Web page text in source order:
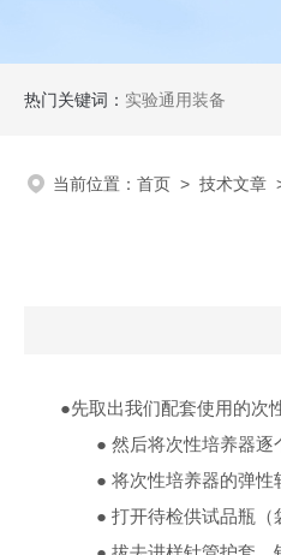
热门关键词： 实验通用装备
当前位置： 首页 > 技术文章
●先取出我们配套使用的次
● 然后将次性培养器逐个
● 将次性培养器的弹性
● 打开待检供试品瓶（袋